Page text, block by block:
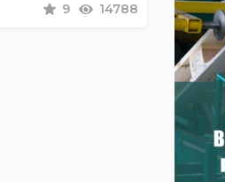
9 14788